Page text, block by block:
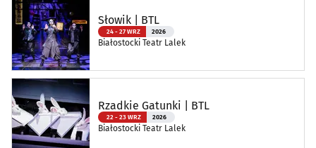
Słowik | BTL
24 - 27 WRZ 2026
Białostocki Teatr Lalek
Rzadkie Gatunki | BTL
22 - 23 WRZ 2026
Białostocki Teatr Lalek